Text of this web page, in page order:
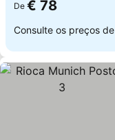
De € 78
Consulte os preços de